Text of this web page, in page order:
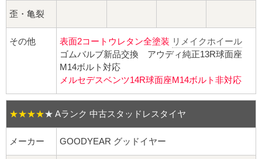
袋ナット
ロング袋ナット
ショート袋ナット
スチール鉄ホイール
持ち込み交換工賃
歪・亀裂
その他 表面2コートウレタン全塗装 リメイクホイール
ゴムバルブ新品交換 アウディ純正13R球面座
M14ボルト対応
メルセデスベンツ14R球面座M14ボルト非対応
★★★★★ Aランク 中古スタッドレスタイヤ
メーカー GOODYEAR グッドイヤー